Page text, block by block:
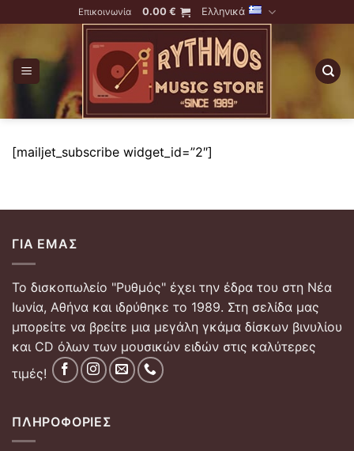
to
Επικοινωνία 0.00 € Ελληνικά
[mailjet_subscribe widget_id=”2″]
ΓΙΑ ΕΜΆΣ
Το δισκοπωλείο "Ρυθμός" έχει την έδρα του στη Νέα
Ιωνία, Αθήνα και ιδρύθηκε το 1989. Στη σελίδα μας
μπορείτε να βρείτε μια μεγάλη γκάμα δίσκων βινυλίου
και CD όλων των μουσικών ειδών στις καλύτερες
τιμές!
ΠΛΗΡΟΦΟΡΊΕΣ